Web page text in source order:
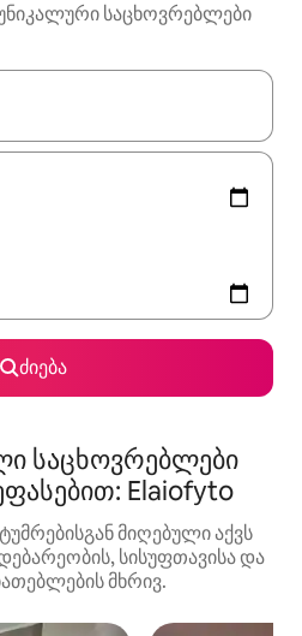
საცხოვრებლები
გახდება, ნავიგაციისთვის
ძიება
საცხოვრებლები
Elaiofyto
მიღებული აქვს
სისუფთავისა და
მხრივ.